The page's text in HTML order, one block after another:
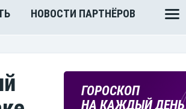
НОВОСТИ ПАРТНЁРОВ
ПОГОДА
В КУРСКЕ
ГОРОСКОП
НА КАЖДЫЙ ДЕНЬ